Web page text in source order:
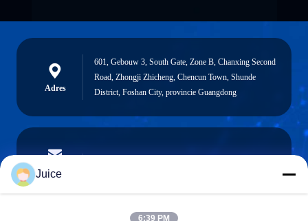
Adres
601, Gebouw 3, South Gate, Zone B, Chanxing Second
Road, Zhongji Zhicheng, Chencun Town, Shunde
District, Foshan City, provincie Guangdong
E-mailen
Juice
6:39 PM